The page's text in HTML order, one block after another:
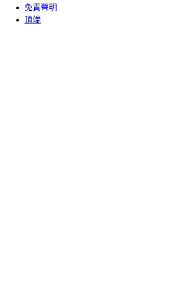
免責聲明
頂端